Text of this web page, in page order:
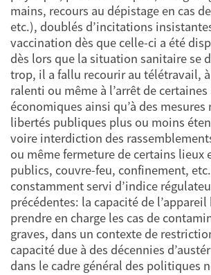
mains, recours au dépistage en cas
etc.), doublés d’incitations
vaccination dès que celle-ci a été
dès lors que la situation sanitaire se
trop, il a fallu recourir au télétravail,
ralenti ou même à l’arrêt de
économiques ainsi qu’à des
libertés publiques plus ou moins
voire interdiction des
ou même fermeture de certains lieux
publics, couvre-feu, confinement,
constamment servi d’indice
précédentes: la capacité de
prendre en charge les cas de
graves, dans un contexte de
capacité due à des décennies
dans le cadre général des politiques